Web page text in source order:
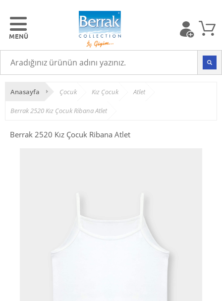
Anasayfa Çocuk Kız Çocuk Atlet
Berrak 2520 Kız Çocuk Ribana Atlet
Berrak 2520 Kız Çocuk Ribana Atlet